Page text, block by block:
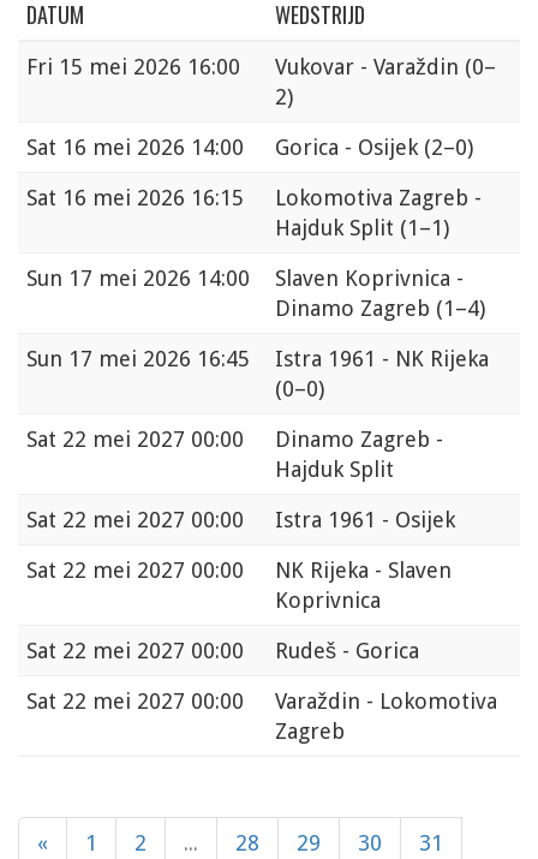
DATUM WEDSTRIJD
Fri 15 mei 2026 16:00 Vukovar - Varaždin (0–
2)
Sat 16 mei 2026 14:00 Gorica - Osijek (2–0)
Sat 16 mei 2026 16:15
Lokomotiva Zagreb -
Hajduk Split (1–1)
Sun 17 mei 2026 14:00
Slaven Koprivnica -
Dinamo Zagreb (1–4)
Sun 17 mei 2026 16:45
Istra 1961 - NK Rijeka
(0–0)
Sat 22 mei 2027 00:00
Dinamo Zagreb -
Hajduk Split
Sat 22 mei 2027 00:00
Istra 1961 - Osijek
Sat 22 mei 2027 00:00
NK Rijeka - Slaven
Koprivnica
Sat 22 mei 2027 00:00
Rudeš - Gorica
Sat 22 mei 2027 00:00
Varaždin - Lokomotiva
Zagreb
« 1 2 ... 28 29 30 31